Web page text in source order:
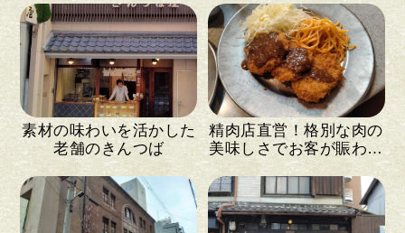
素材の味わいを活かした
老舗のきんつば
精肉店直営！格別な肉の
美味しさでお客が賑わう
洋食店